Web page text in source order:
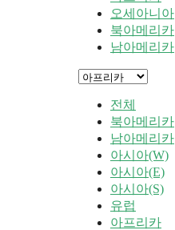
오세아니아
북아메리카
남아메리카
전체
북아메리카
남아메리카
아시아(W)
아시아(E)
아시아(S)
유럽
아프리카